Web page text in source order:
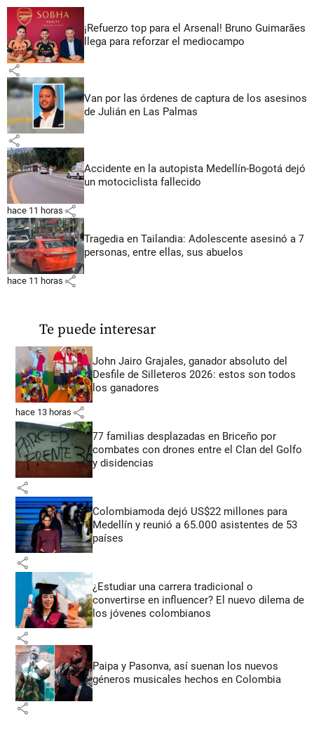
¡Refuerzo top para el Arsenal! Bruno Guimarães
llega para reforzar el mediocampo
share
Van por las órdenes de captura de los asesinos
de Julián en Las Palmas
share
Accidente en la autopista Medellín-Bogotá dejó
un motociclista fallecido
hace 11 horas share
Tragedia en Tailandia: Adolescente asesinó a 7
personas, entre ellas, sus abuelos
hace 11 horas share
Te puede interesar
John Jairo Grajales, ganador absoluto del
Desfile de Silleteros 2026: estos son todos
los ganadores
hace 13 horas share
77 familias desplazadas en Briceño por
combates con drones entre el Clan del Golfo
y disidencias
share
Colombiamoda dejó US$22 millones para
Medellín y reunió a 65.000 asistentes de 53
países
share
¿Estudiar una carrera tradicional o
convertirse en influencer? El nuevo dilema de
los jóvenes colombianos
share
Paipa y Pasonva, así suenan los nuevos
géneros musicales hechos en Colombia
share